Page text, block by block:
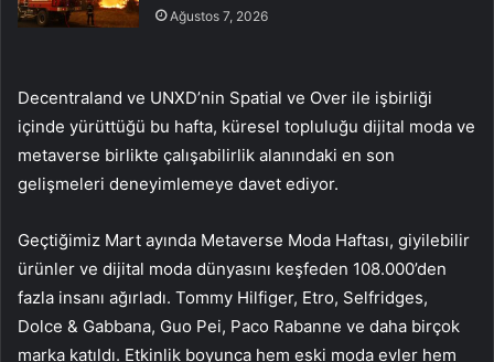
Ağustos 7, 2026
Decentraland ve UNXD’nin Spatial ve Over ile işbirliği
içinde yürüttüğü bu hafta, küresel topluluğu dijital moda ve
metaverse birlikte çalışabilirlik alanındaki en son
gelişmeleri deneyimlemeye davet ediyor.
Geçtiğimiz Mart ayında Metaverse Moda Haftası, giyilebilir
ürünler ve dijital moda dünyasını keşfeden 108.000’den
fazla insanı ağırladı. Tommy Hilfiger, Etro, Selfridges,
Dolce & Gabbana, Guo Pei, Paco Rabanne ve daha birçok
marka katıldı. Etkinlik boyunca hem eski moda evler hem